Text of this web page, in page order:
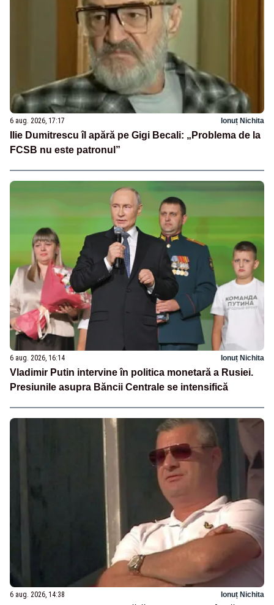
6 aug. 2026, 17:17 Ionuț Nichita
Ilie Dumitrescu îl apără pe Gigi Becali: „Problema de la
FCSB nu este patronul”
6 aug. 2026, 16:14 Ionuț Nichita
Vladimir Putin intervine în politica monetară a Rusiei.
Presiunile asupra Băncii Centrale se intensifică
6 aug. 2026, 14:38 Ionuț Nichita